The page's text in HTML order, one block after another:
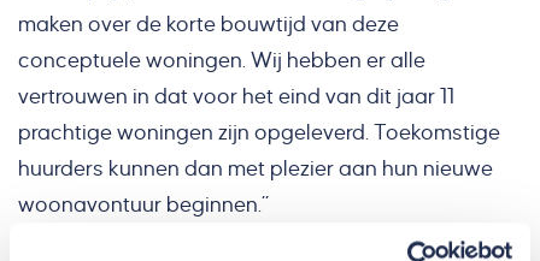
maken over de korte bouwtijd van deze
conceptuele woningen. Wij hebben er alle
vertrouwen in dat voor het eind van dit jaar 11
prachtige woningen zijn opgeleverd. Toekomstige
huurders kunnen dan met plezier aan hun nieuwe
woonavontuur beginnen.”